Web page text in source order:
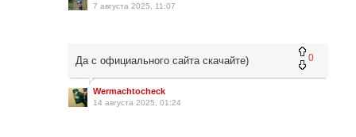
7 августа 2025, 11:07
0
Да с официального сайта скачайте)
Wermachtocheck
14 августа 2025, 01:24